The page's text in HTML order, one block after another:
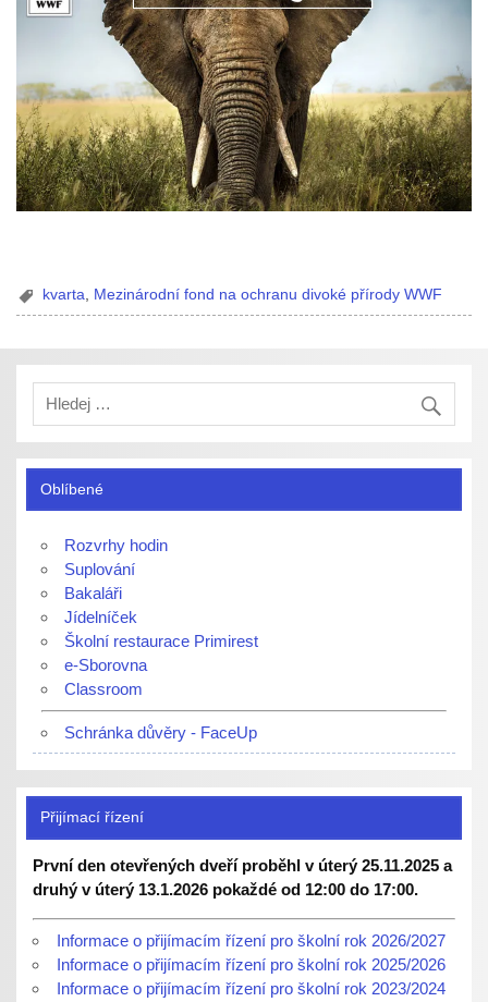
kvarta Mezinárodní fond na ochranu divoké přírody WWF
Oblíbené
Rozvrhy hodin
Suplování
Bakaláři
Jídelníček
Školní restaurace Primirest
e-Sborovna
Classroom
Schránka důvěry - FaceUp
Přijímací řízení
První den otevřených dveří proběhl v úterý 25.11.2025 a
druhý v úterý 13.1.2026 pokaždé od 12:00 do 17:00.
Informace o přijímacím řízení pro školní rok 2026/2027
Informace o přijímacím řízení pro školní rok 2025/2026
Informace o přijímacím řízení pro školní rok 2023/2024